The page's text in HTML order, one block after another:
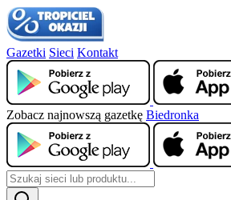
Gazetki Sieci Kontakt
Zobacz najnowszą gazetkę Biedronka